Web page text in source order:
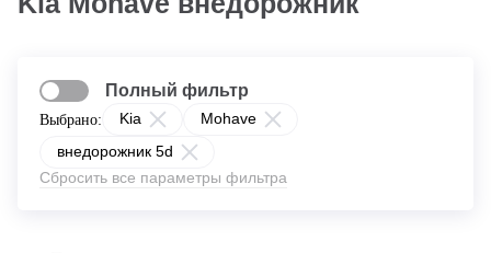
Выбрано: Kia
Mohave
внедорожник 5d
Сбросить все параметры фильтра
Полный фильтр